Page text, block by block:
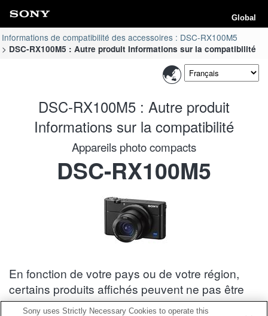
Global
Informations de compatibilité des accessoires : DSC-RX100M5
DSC-RX100M5 : Autre produit Informations sur la compatibilité
DSC-RX100M5 : Autre produit
Informations sur la compatibilité
Appareils photo compacts
DSC-RX100M5
En fonction de votre pays ou de votre région,
certains produits affichés peuvent ne pas être
disponibles.
Sony uses Strictly Necessary Cookies to operate this